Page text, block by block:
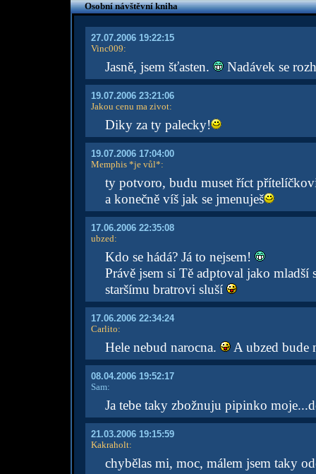
Osobní návštěvní kniha
27.07.2006 19:22:15
Vinc009:
Jasně, jsem šťasten. Nadávek se
19.07.2006 23:21:06
Jakou cenu ma zivot:
Diky za ty palecky!
19.07.2006 17:04:00
Memphis *je vůl*:
ty potvoro, budu muset říct
a konečně víš jak se jmenuješ
17.06.2006 22:35:08
ubzed:
Kdo se hádá? Já to nejsem!
Právě jsem si Tě adptoval jako mladší
staršímu bratrovi sluší
17.06.2006 22:34:24
Carlito:
Hele nebud narocna. A ubzed bude
08.04.2006 19:52:17
Sam:
Ja tebe taky zbožnuju pipinko
21.03.2006 19:15:59
Kakraholt:
chybělas mi, moc, málem jsem taky